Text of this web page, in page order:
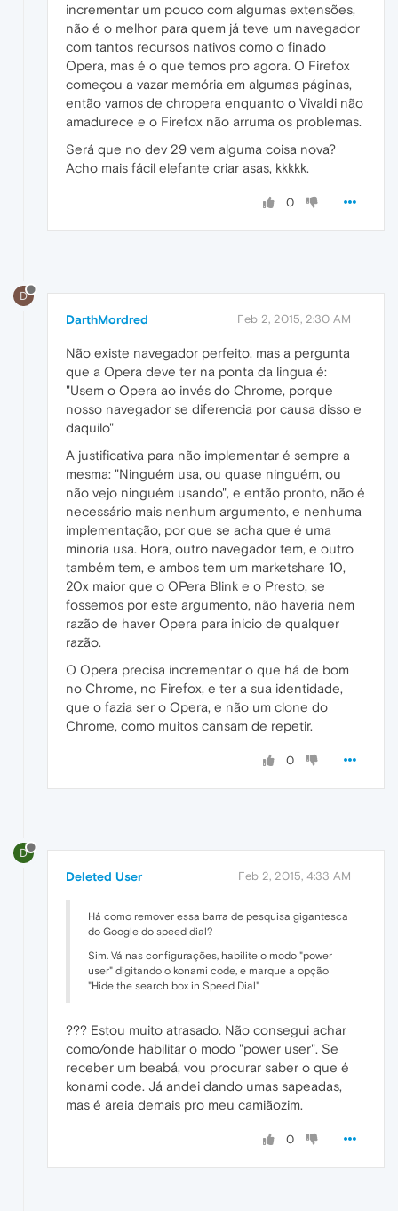
incrementar um pouco com algumas extensões,
não é o melhor para quem já teve um navegador
com tantos recursos nativos como o finado
Opera, mas é o que temos pro agora. O Firefox
começou a vazar memória em algumas páginas,
então vamos de chropera enquanto o Vivaldi não
amadurece e o Firefox não arruma os problemas.
Será que no dev 29 vem alguma coisa nova?
Acho mais fácil elefante criar asas, kkkkk.
0
D
DarthMordred Feb 2, 2015, 2:30 AM
Não existe navegador perfeito, mas a pergunta
que a Opera deve ter na ponta da lingua é:
"Usem o Opera ao invés do Chrome, porque
nosso navegador se diferencia por causa disso e
daquilo"
A justificativa para não implementar é sempre a
mesma: "Ninguém usa, ou quase ninguém, ou
não vejo ninguém usando", e então pronto, não é
necessário mais nenhum argumento, e nenhuma
implementação, por que se acha que é uma
minoria usa. Hora, outro navegador tem, e outro
também tem, e ambos tem um marketshare 10,
20x maior que o OPera Blink e o Presto, se
fossemos por este argumento, não haveria nem
razão de haver Opera para inicio de qualquer
razão.
O Opera precisa incrementar o que há de bom
no Chrome, no Firefox, e ter a sua identidade,
que o fazia ser o Opera, e não um clone do
Chrome, como muitos cansam de repetir.
0
D
Deleted User Feb 2, 2015, 4:33 AM
Há como remover essa barra de pesquisa gigantesca
do Google do speed dial?
Sim. Vá nas configurações, habilite o modo "power
user" digitando o konami code, e marque a opção
"Hide the search box in Speed Dial"
??? Estou muito atrasado. Não consegui achar
como/onde habilitar o modo "power user". Se
receber um beabá, vou procurar saber o que é
konami code. Já andei dando umas sapeadas,
mas é areia demais pro meu camiãozim.
0